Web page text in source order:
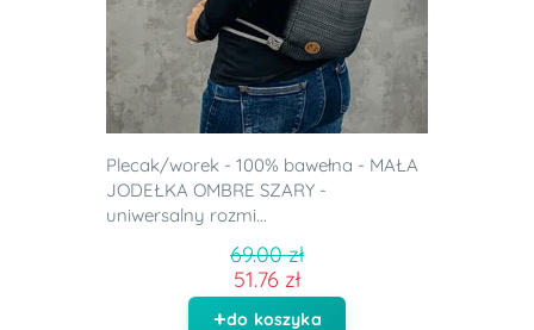
Plecak/worek - 100% bawełna - MAŁA
JODEŁKA OMBRE SZARY -
uniwersalny rozmi...
69.00 zł
51.76 zł
do koszyka